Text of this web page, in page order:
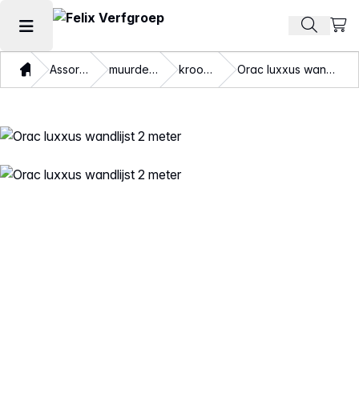
Hoofdmenu openen Zoek
Thuis Assortiment muurdecoratie kroonlijsten Orac luxxus wandlijst 2 meter